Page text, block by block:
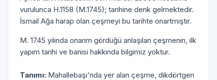
vurulunca H.1158 (M.1745); tarihine denk gelmektedir.
İsmail Ağa harap olan çeşmeyi bu tarihte onartmıştır.
M. 1745 yılında onarım gördüğü anlaşılan çeşmenin, ilk
yapım tarihi ve banisi hakkında bilgimiz yoktur.
Tanımı: Mahallebaşı'nda yer alan çeşme, dikdörtgen